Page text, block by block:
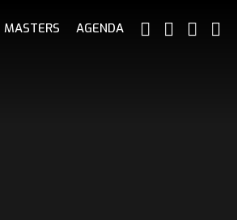
MASTERS AGENDA